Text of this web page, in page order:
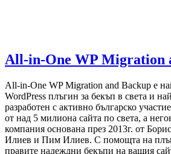
All-in-One WP Migration
All-in-One WP Migration and Backup е
WordPress плъгин за бекъп в света и
разработен с активно българско
от над 5 милиона сайта по света, а
компания основана през 2013г. от
Илиев и Пим Илиев. С помощта на
правите надеждни бекъпи на вашия